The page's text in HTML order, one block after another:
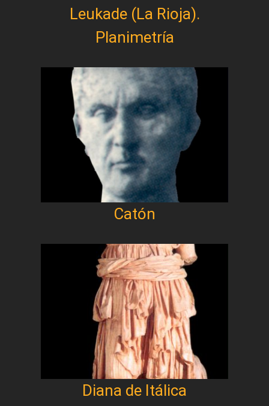
Leukade (La Rioja).
Planimetría
Catón
Diana de Itálica